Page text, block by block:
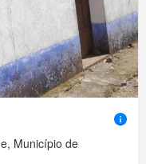
Município de